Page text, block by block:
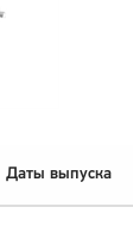
Даты выпуска